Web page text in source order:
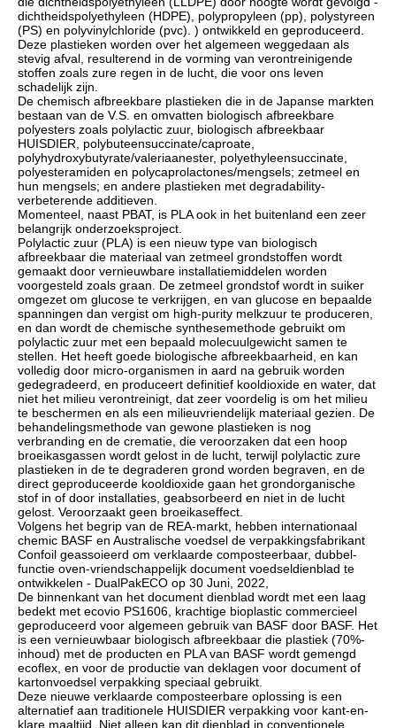
dichtheidspolyethyleen (HDPE), polypropyleen (pp), polystyreen
(PS) en polyvinylchloride (pvc). ) ontwikkeld en geproduceerd.
Deze plastieken worden over het algemeen weggedaan als
stevig afval, resulterend in de vorming van verontreinigende
stoffen zoals zure regen in de lucht, die voor ons leven
schadelijk zijn.
De chemisch afbreekbare plastieken die in de Japanse markten
bestaan van de V.S. en omvatten biologisch afbreekbare
polyesters zoals polylactic zuur, biologisch afbreekbaar
HUISDIER, polybuteensuccinate/caproate,
polyhydroxybutyrate/valeriaanester, polyethyleensuccinate,
polyesteramiden en polycaprolactones/mengsels; zetmeel en
hun mengsels; en andere plastieken met degradability-
verbeterende additieven.
Momenteel, naast PBAT, is PLA ook in het buitenland een zeer
belangrijk onderzoeksproject.
Polylactic zuur (PLA) is een nieuw type van biologisch
afbreekbaar die materiaal van zetmeel grondstoffen wordt
gemaakt door vernieuwbare installatiemiddelen worden
voorgesteld zoals graan. De zetmeel grondstof wordt in suiker
omgezet om glucose te verkrijgen, en van glucose en bepaalde
spanningen dan vergist om high-purity melkzuur te produceren,
en dan wordt de chemische synthesemethode gebruikt om
polylactic zuur met een bepaald molecuulgewicht samen te
stellen. Het heeft goede biologische afbreekbaarheid, en kan
volledig door micro-organismen in aard na gebruik worden
gedegradeerd, en produceert definitief kooldioxide en water, dat
niet het milieu verontreinigt, dat zeer voordelig is om het milieu
te beschermen en als een milieuvriendelijk materiaal gezien. De
behandelingsmethode van gewone plastieken is nog
verbranding en de crematie, die veroorzaken dat een hoop
broeikasgassen wordt gelost in de lucht, terwijl polylactic zure
plastieken in de te degraderen grond worden begraven, en de
direct geproduceerde kooldioxide gaan het grondorganische
stof in of door installaties, geabsorbeerd en niet in de lucht
gelost. Veroorzaakt geen broeikaseffect.
Volgens het begrip van de REA-markt, hebben internationaal
chemic BASF en Australische voedsel de verpakkingsfabrikant
Confoil geassoieerd om verklaarde composteerbaar, dubbel-
functie oven-vriendschappelijk document voedseldienblad te
ontwikkelen - DualPakECO op 30 Juni, 2022,
De binnenkant van het document dienblad wordt met een laag
bedekt met ecovio PS1606, krachtige bioplastic commercieel
geproduceerd voor algemeen gebruik van BASF door BASF. Het
is een vernieuwbaar biologisch afbreekbaar die plastiek (70%-
inhoud) met de producten en PLA van BASF wordt gemengd
ecoflex, en voor de productie van deklagen voor document of
kartonvoedsel verpakking speciaal gebruikt.
Deze nieuwe verklaarde composteerbare oplossing is een
alternatief aan traditionele HUISDIER verpakking voor kant-en-
klare maaltijd. Niet alleen kan dit dienblad in conventionele